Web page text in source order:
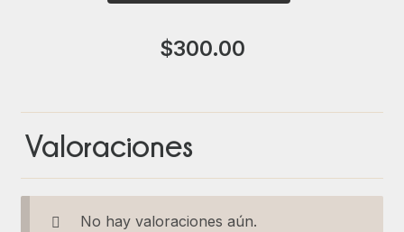
$300.00
Valoraciones
No hay valoraciones aún.